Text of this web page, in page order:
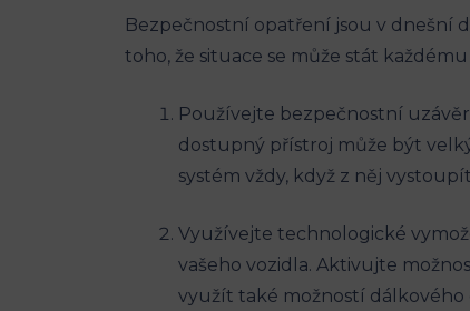
Bezpečnostní opatření ⁣jsou‍ v dnešní⁣
toho, že‌ situace se ‌může ‍stát
Používejte bezpečnostní⁢
dostupný přístroj může být
systém vždy, když ⁣z‌ něj⁢
Využívejte technologické
vašeho vozidla. Aktivujte
využít také možností⁤